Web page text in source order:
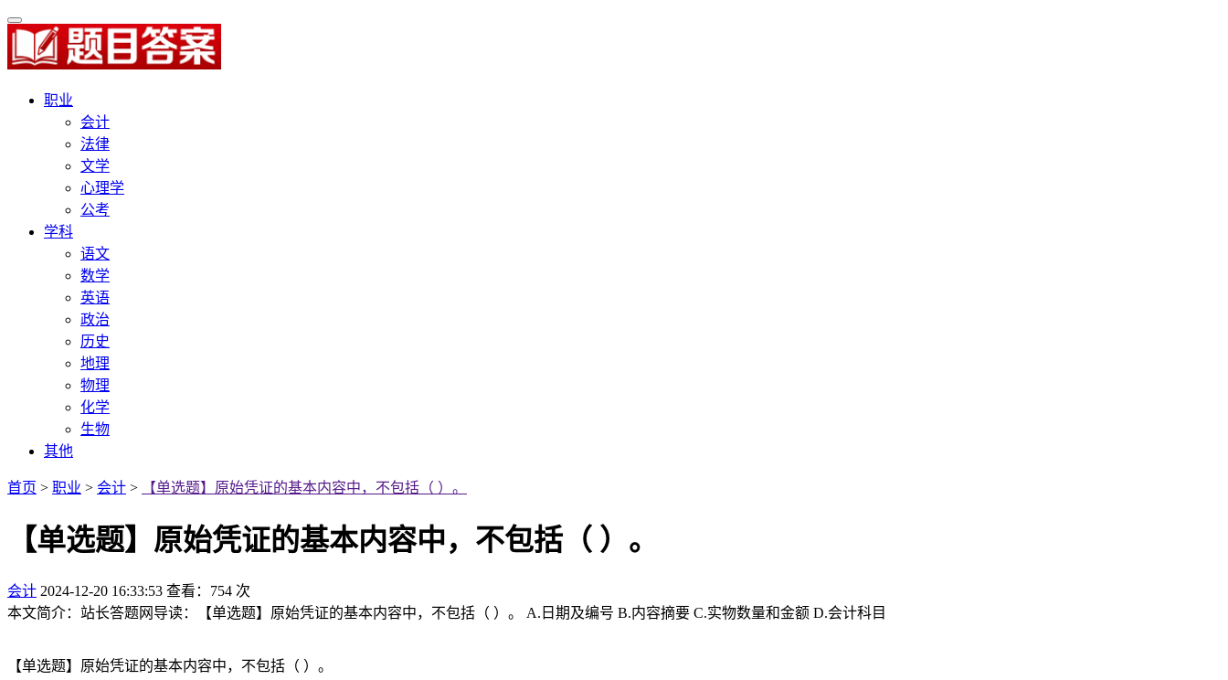
职业
会计
法律
文学
心理学
公考
学科
语文
数学
英语
政治
历史
地理
物理
化学
生物
其他
首页 > 职业 > 会计 > 【单选题】原始凭证的基本内容中，不包括（ ）。
【单选题】原始凭证的基本内容中，不包括（ ）。
会计 2024-12-20 16:33:53 查看：754 次
本文简介：站长答题网导读：【单选题】原始凭证的基本内容中，不包括（ ）。 A.日期及编号 B.内容摘要 C.实物数量和金额 D.会计科目
【单选题】原始凭证的基本内容中，不包括（ ）。